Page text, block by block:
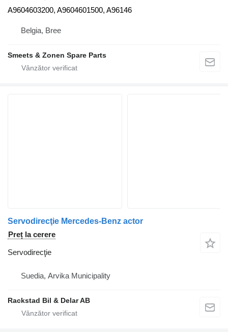
A9604603200, A9604601500, A96146
Belgia, Bree
Smeets & Zonen Spare Parts
Servodirecţie Mercedes-Benz actor
Preț la cerere
Servodirecţie
Suedia, Arvika Municipality
Rackstad Bil & Delar AB